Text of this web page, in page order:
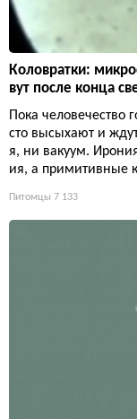
Коловратки:
вут после конца
Пока человечество
сто высыхают и
я, ни вакуум.
ия, а примитивные
Питомцы 7 133